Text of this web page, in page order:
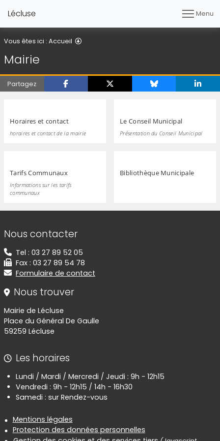
Lécluse Menu
Vous êtes ici : Accueil
Mairie
Partagez
Horaires et contact
horaires et contact de la mairie
Le Conseil Municipal
Présentation du Conseil Municipal
Tarifs Communaux
Informations sur les tarifs
communaux
Bibliothèque Municipale
Informations de contact
Nous contacter
Tel : 03 27 89 52 05
Fax : 03 27 89 54 78
Formulaire de contact
Nous trouver
Mairie de Lécluse
Place du Général De Gaulle
59259 Lécluse
Les horaires
Lundi / Mardi / Mercredi / Jeudi : 9h - 12h15
Vendredi : 9h - 12h15 / 14h - 16h30
Samedi : sur Rendez-vous
Informations réglementaires
Mentions légales
Protection des données personnelles